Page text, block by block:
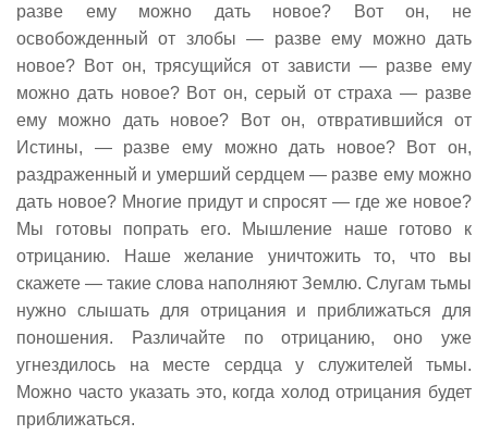
разве ему можно дать новое? Вот он, не
освобожденный от злобы — разве ему можно дать
новое? Вот он, трясущийся от зависти — разве ему
можно дать новое? Вот он, серый от страха — разве
ему можно дать новое? Вот он, отвратившийся от
Истины, — разве ему можно дать новое? Вот он,
раздраженный и умерший сердцем — разве ему можно
дать новое? Многие придут и спросят — где же новое?
Мы готовы попрать его. Мышление наше готово к
отрицанию. Наше желание уничтожить то, что вы
скажете — такие слова наполняют Землю. Слугам тьмы
нужно слышать для отрицания и приближаться для
поношения. Различайте по отрицанию, оно уже
угнездилось на месте сердца у служителей тьмы.
Можно часто указать это, когда холод отрицания будет
приближаться.